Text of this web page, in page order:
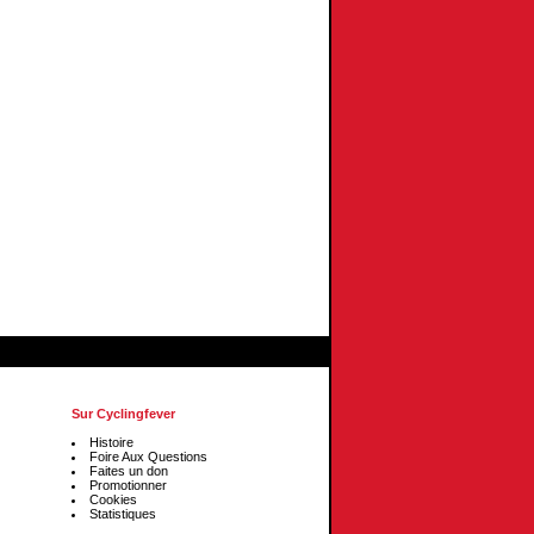
Sur Cyclingfever
Histoire
Foire Aux Questions
Faites un don
Promotionner
Cookies
Statistiques